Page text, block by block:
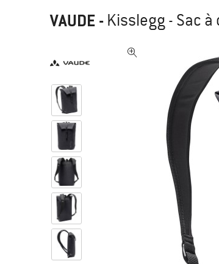
VAUDE - Kisslegg - Sac